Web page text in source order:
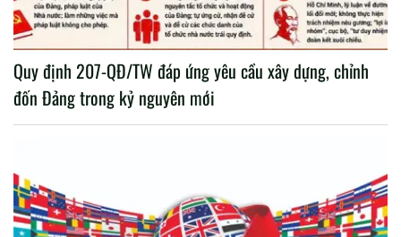
Quy định 207-QĐ/TW đáp ứng yêu cầu xây dựng, chỉnh
đốn Đảng trong kỷ nguyên mới